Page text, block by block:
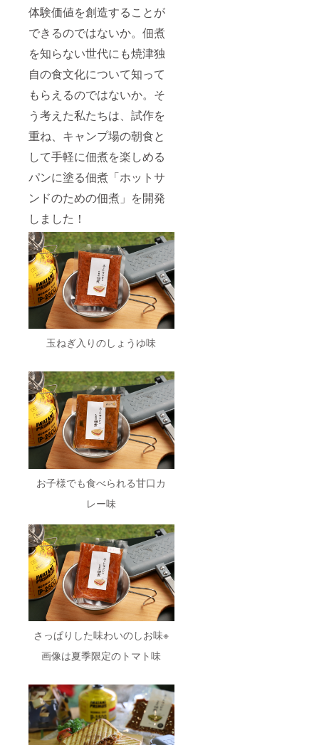
体験価値を創造することが
できるのではないか。佃煮
を知らない世代にも焼津独
自の食文化について知って
もらえるのではないか。そ
う考えた私たちは、試作を
重ね、キャンプ場の朝食と
して手軽に佃煮を楽しめる
パンに塗る佃煮「ホットサ
ンドのための佃煮」を開発
しました！
玉ねぎ入りのしょうゆ味
お子様でも食べられる甘口カ
レー味
さっぱりした味わいのしお味※
画像は夏季限定のトマト味